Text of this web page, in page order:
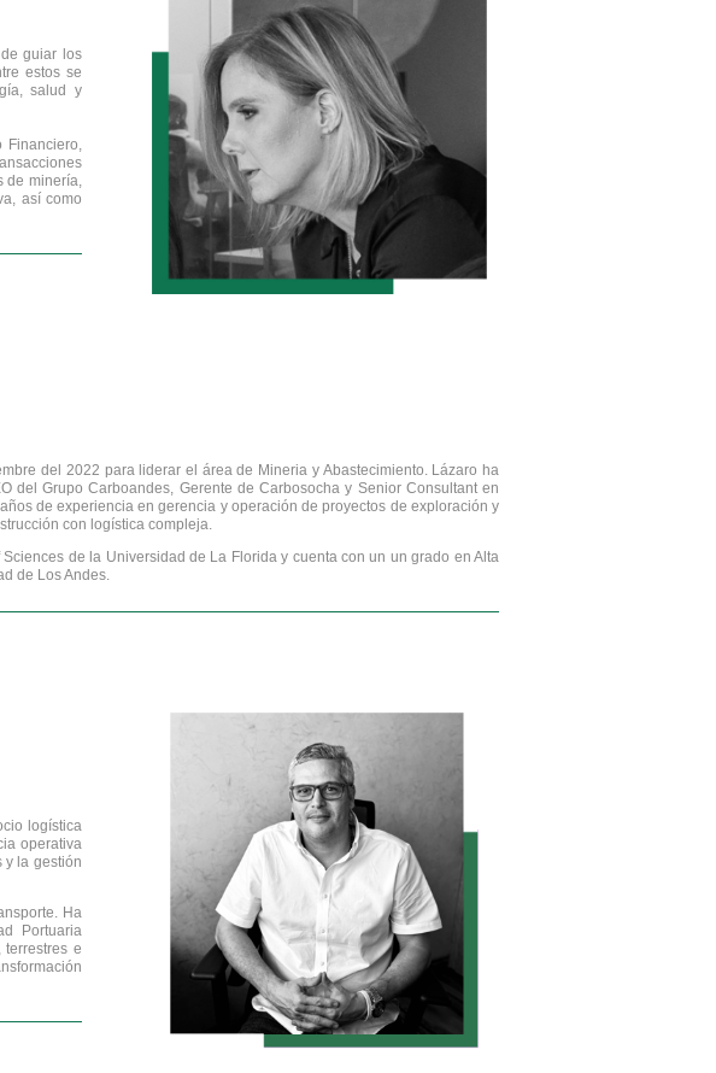
guiar los
estos se
salud y
de minería,
así como
del 2022 para liderar el área de Mineria y Abastecimiento. Lázaro ha
del Grupo Carboandes, Gerente de Carbosocha y Senior Consultant en
de experiencia en gerencia y operación de proyectos de exploración y
con logística compleja.
de la Universidad de La Florida y cuenta con un un grado en Alta
de Los Andes.
logística
operativa
y la gestión
Ha
Portuaria
e